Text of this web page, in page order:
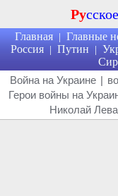
Русское
Главная | Главные
Россия | Путин |
Война на Украине |
Герои войны на
Николай